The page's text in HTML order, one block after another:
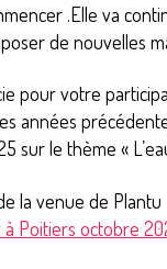
.Elle va
de nouvelles
pour votre
années
sur le thème «
la venue de Plantu
Poitiers octobre